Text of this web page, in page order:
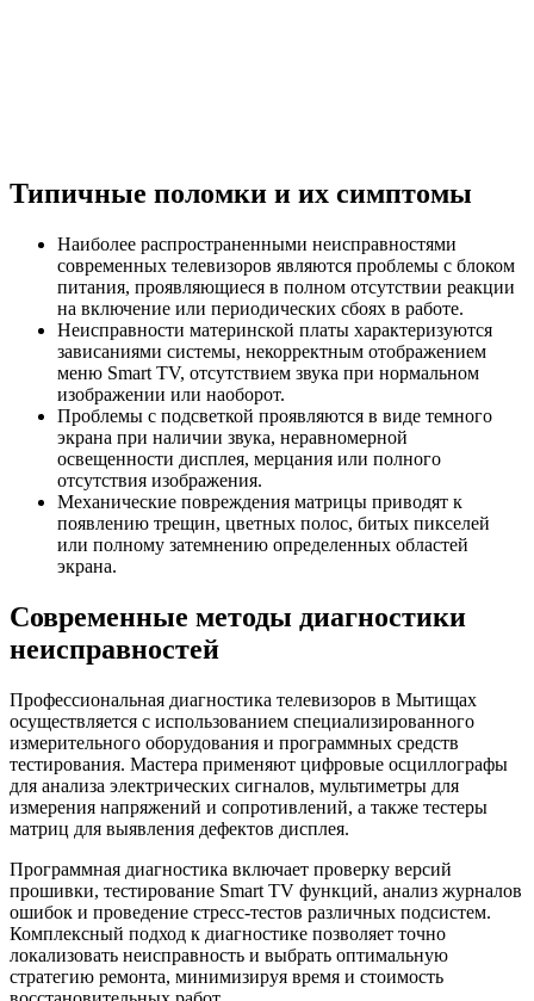
Типичные поломки и их симптомы
Наиболее распространенными неисправностями
современных телевизоров являются проблемы с блоком
питания, проявляющиеся в полном отсутствии реакции
на включение или периодических сбоях в работе.
Неисправности материнской платы характеризуются
зависаниями системы, некорректным отображением
меню Smart TV, отсутствием звука при нормальном
изображении или наоборот.
Проблемы с подсветкой проявляются в виде темного
экрана при наличии звука, неравномерной
освещенности дисплея, мерцания или полного
отсутствия изображения.
Механические повреждения матрицы приводят к
появлению трещин, цветных полос, битых пикселей
или полному затемнению определенных областей
экрана.
Современные методы диагностики
неисправностей
Профессиональная диагностика телевизоров в Мытищах
осуществляется с использованием специализированного
измерительного оборудования и программных средств
тестирования. Мастера применяют цифровые осциллографы
для анализа электрических сигналов, мультиметры для
измерения напряжений и сопротивлений, а также тестеры
матриц для выявления дефектов дисплея.
Программная диагностика включает проверку версий
прошивки, тестирование Smart TV функций, анализ журналов
ошибок и проведение стресс-тестов различных подсистем.
Комплексный подход к диагностике позволяет точно
локализовать неисправность и выбрать оптимальную
стратегию ремонта, минимизируя время и стоимость